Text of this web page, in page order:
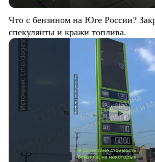
Что с бензином на Юге России?
спекулянты и кражи топлива.